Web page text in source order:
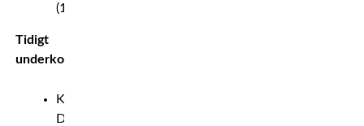
(143.6)
Tidigt
underkort
Kyle
Daukaus